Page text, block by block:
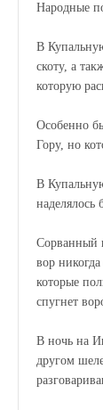
Народные
В
скоту, а
которую
Особенно
Гору, но
В
Сорванный
вор
которые
спугнет
В ночь на
другом